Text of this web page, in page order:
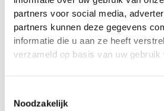
partners voor social media,
partners kunnen deze gegevens
informatie die u aan ze heeft
verzameld op basis van uw gebruik
Noodzakelijk
Competition Gear
Infamous PRO DNA
Slide Pants – GEN 2
€148.95 €